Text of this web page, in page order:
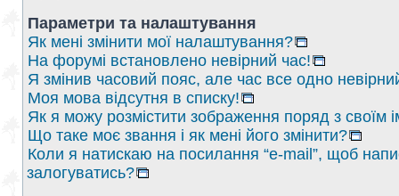
Параметри та налаштування
Як мені змінити мої налаштування?
На форумі встановлено невірний час!
Я змінив часовий пояс, але час все одно
Моя мова відсутня в списку!
Як я можу розмістити зображення поряд з своїм
Що таке моє звання і як мені його змінити?
Коли я натискаю на посилання “e-mail”, щоб
залогуватись?